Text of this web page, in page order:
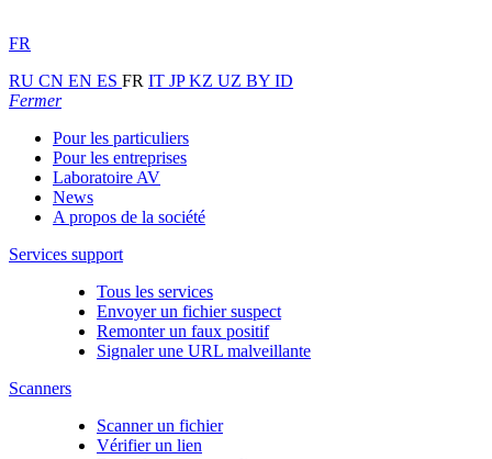
FR
RU CN EN ES FR IT JPKZ UZ BY ID
Fermer
Pour les particuliers
Pour les entreprises
Laboratoire AV
News
A propos de la société
Services support
Tous les services
Envoyer un fichier suspect
Remonter un faux positif
Signaler une URL malveillante
Scanners
Scanner un fichier
Vérifier un lien